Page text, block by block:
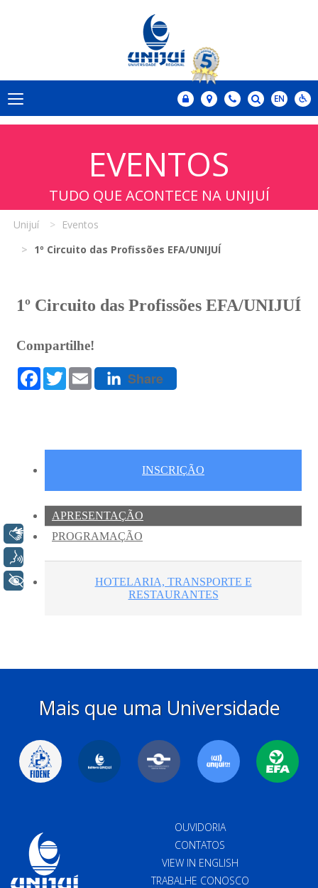
EVENTOS
TUDO QUE ACONTECE NA UNIJUÍ
Unijuí
Eventos
1º Circuito das Profissões EFA/UNIJUÍ
Mais que uma Universidade
OUVIDORIA
CONTATOS
VIEW IN ENGLISH
TRABALHE CONOSCO
Libras
Voz
+ Acessibilidade